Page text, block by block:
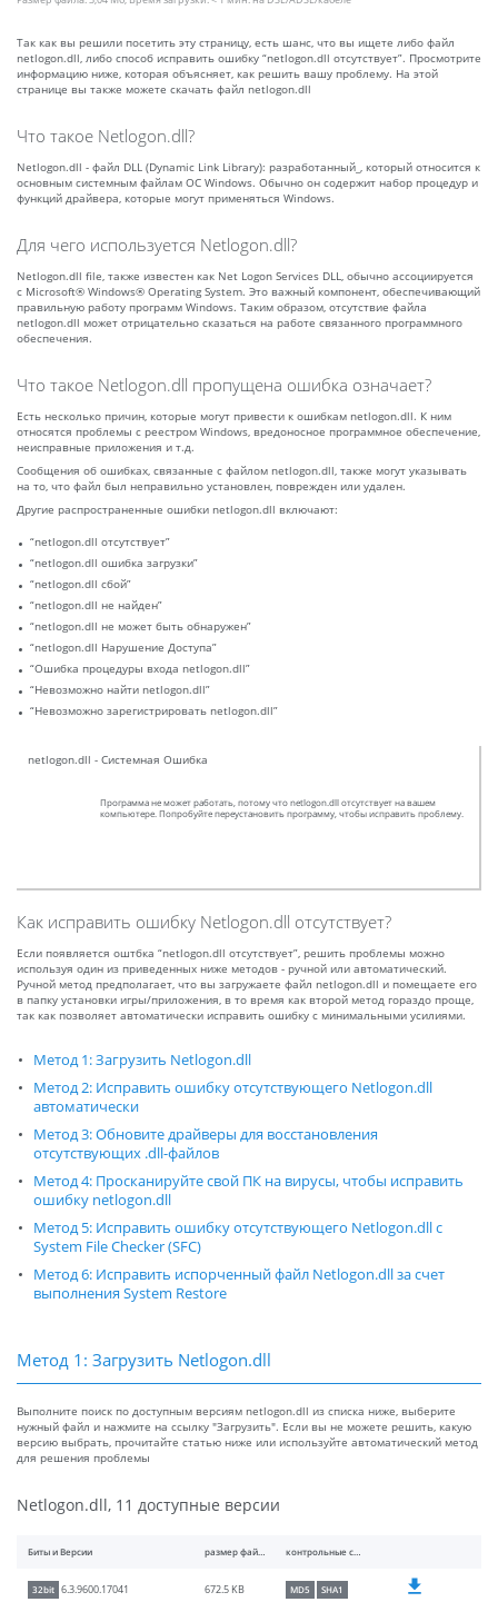
Так как вы решили посетить эту страницу, есть шанс, что вы ищете либо файл
netlogon.dll, либо способ исправить ошибку “netlogon.dll отсутствует”. Просмотрите
информацию ниже, которая объясняет, как решить вашу проблему. На этой
странице вы также можете скачать файл netlogon.dll
Что такое Netlogon.dll?
Netlogon.dll - файл DLL (Dynamic Link Library): разработанный_, который относится к
основным системным файлам ОС Windows. Обычно он содержит набор процедур и
функций драйвера, которые могут применяться Windows.
Для чего используется Netlogon.dll?
Netlogon.dll file, также известен как Net Logon Services DLL, обычно ассоциируется
с Microsoft® Windows® Operating System. Это важный компонент, обеспечивающий
правильную работу программ Windows. Таким образом, отсутствие файла
netlogon.dll может отрицательно сказаться на работе связанного программного
обеспечения.
Что такое Netlogon.dll пропущена ошибка означает?
Есть несколько причин, которые могут привести к ошибкам netlogon.dll. К ним
относятся проблемы с реестром Windows, вредоносное программное обеспечение,
неисправные приложения и т.д.
Сообщения об ошибках, связанные с файлом netlogon.dll, также могут указывать
на то, что файл был неправильно установлен, поврежден или удален.
Другие распространенные ошибки netlogon.dll включают:
“netlogon.dll отсутствует”
“netlogon.dll ошибка загрузки”
“netlogon.dll сбой”
“netlogon.dll не найден”
“netlogon.dll не может быть обнаружен”
“netlogon.dll Нарушение Доступа”
“Ошибка процедуры входа netlogon.dll”
“Невозможно найти netlogon.dll”
“Невозможно зарегистрировать netlogon.dll”
netlogon.dll - Системная Ошибка
Программа не может работать, потому что netlogon.dll отсутствует на вашем
компьютере. Попробуйте переустановить программу, чтобы исправить проблему.
Как исправить ошибку Netlogon.dll отсутствует?
Если появляется оштбка “netlogon.dll отсутствует”, решить проблемы можно
используя один из приведенных ниже методов - ручной или автоматический.
Ручной метод предполагает, что вы загружаете файл netlogon.dll и помещаете его
в папку установки игры/приложения, в то время как второй метод гораздо проще,
так как позволяет автоматически исправить ошибку с минимальными усилиями.
Метод 1: Загрузить Netlogon.dll
Метод 2: Исправить ошибку отсутствующего Netlogon.dll
автоматически
Метод 3: Обновите драйверы для восстановления
отсутствующих .dll-файлов
Метод 4: Просканируйте свой ПК на вирусы, чтобы исправить
ошибку netlogon.dll
Метод 5: Исправить ошибку отсутствующего Netlogon.dll с
System File Checker (SFC)
Метод 6: Исправить испорченный файл Netlogon.dll за счет
выполнения System Restore
Метод 1: Загрузить Netlogon.dll
Выполните поиск по доступным версиям netlogon.dll из списка ниже, выберите
нужный файл и нажмите на ссылку "Загрузить". Если вы не можете решить, какую
версию выбрать, прочитайте статью ниже или используйте автоматический метод
для решения проблемы
Netlogon.dll, 11 доступные версии
Биты и Версии размер файлы контрольные суммы
32bit 6.3.9600.17041 672.5 KB MD5 SHA1